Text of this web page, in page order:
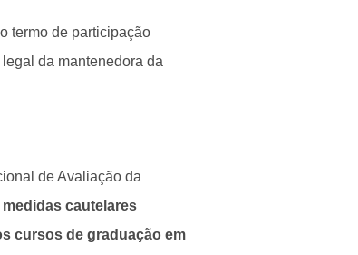
termo de participação
da mantenedora da
de Avaliação da
medidas cautelares
cursos de graduação em